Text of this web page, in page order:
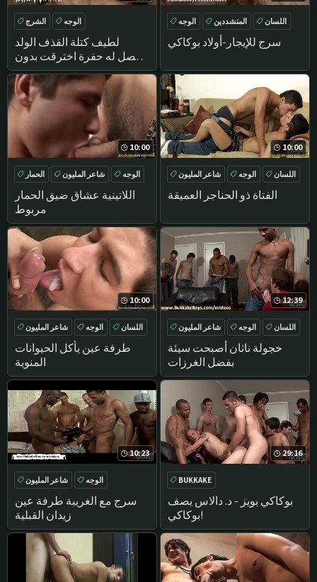
لطيف كتلة القذف الولد
يحصل له حفرة اخترقت بدون
الواقي الذكري الاسلوب
الشرج
الوجه
في سن المراهقة
المتشددين سرج للإيجار-أولاد بوكاكي
الوجه المتشددين
اللسان
تحول جنسي
10:00
اللاتينية عشاق ضيق الحمار
مربوط
الحمار شاعر المليون
الوجه
اللاتينية
10:00
الفتاة ذو الحناجر العميقة
شاعر المليون الوجه
اللسان
BUKKAKE
10:00
طرفة عين يأكل الحيوانات
المنوية
شاعر المليون الوجه
اللسان
BUKKAKE
12:39
خجولة ناثان أصبحت سيئة
بفضل الغرزات
شاعر المليون الوجه
اللسان
10:23
سرج مع الغريبة طرفة عين
زيدان القبلية
شاعر المليون
الوجه
في سن المراهقة
تحول جنسي
29:16
بوكاكي بويز - د. دالاس يصف
بوكاكي!
BUKKAKE